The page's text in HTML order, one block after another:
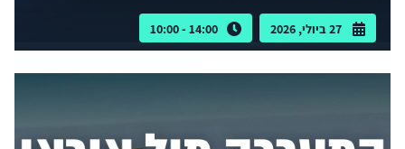
27 ביולי, 2026 14:00 - 10:00